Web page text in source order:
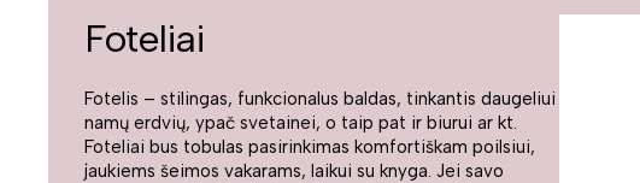
Foteliai
Fotelis – stilingas, funkcionalus baldas, tinkantis daugeliui
namų erdvių, ypač svetainei, o taip pat ir biurui ar kt.
Foteliai bus tobulas pasirinkimas komfortiškam poilsiui,
jaukiems šeimos vakarams, laikui su knyga. Jei savo